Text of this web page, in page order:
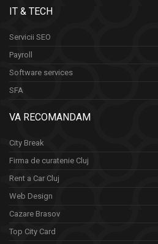
IT & TECH
Servicii SEO
Payroll
Software services
SFA
VA RECOMANDAM
City Break
Firma de curatenie Cluj
Rent a Car Cluj
Web Design
Cazare Brasov
Top City Card